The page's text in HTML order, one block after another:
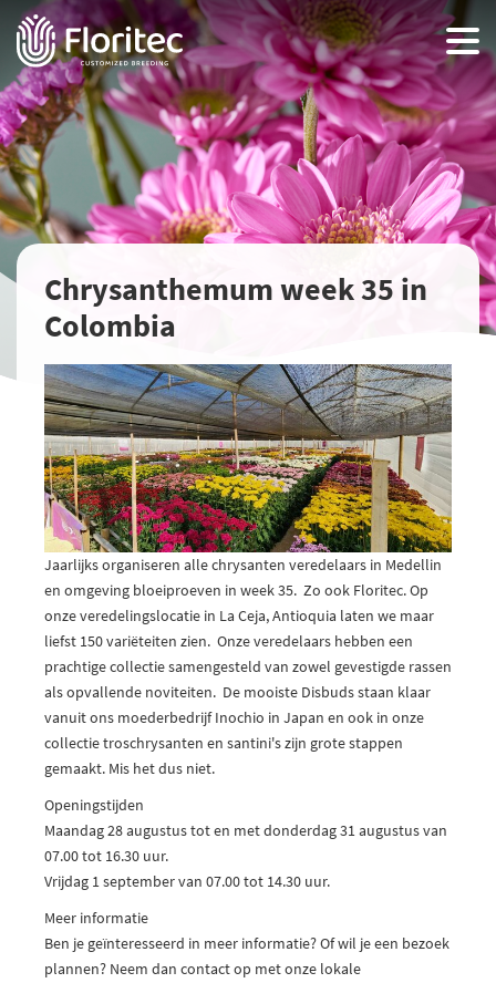
Chrysanthemum week 35 in
Colombia
Jaarlijks organiseren alle chrysanten veredelaars in Medellin
en omgeving bloeiproeven in week 35. Zo ook Floritec. Op
onze veredelingslocatie in La Ceja, Antioquia laten we maar
liefst 150 variëteiten zien. Onze veredelaars hebben een
prachtige collectie samengesteld van zowel gevestigde rassen
als opvallende noviteiten. De mooiste Disbuds staan klaar
vanuit ons moederbedrijf Inochio in Japan en ook in onze
collectie troschrysanten en santini's zijn grote stappen
gemaakt. Mis het dus niet.
Openingstijden
Maandag 28 augustus tot en met donderdag 31 augustus van
07.00 tot 16.30 uur.
Vrijdag 1 september van 07.00 tot 14.30 uur.
Meer informatie
Ben je geïnteresseerd in meer informatie? Of wil je een bezoek
plannen? Neem dan contact op met onze lokale